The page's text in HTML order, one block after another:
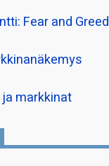
Fear and Greed
markkinat